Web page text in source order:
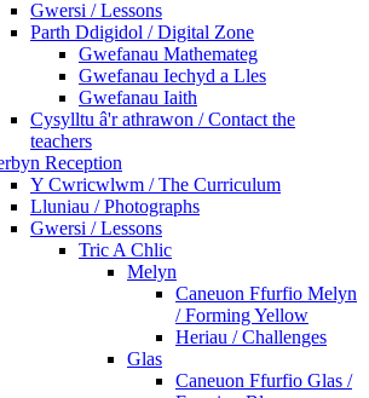
Gwersi / Lessons
Parth Ddigidol / Digital Zone
Gwefanau Mathemateg
Gwefanau Iechyd a Lles
Gwefanau Iaith
Cysylltu â'r athrawon / Contact the
teachers
Reception
Y Cwricwlwm / The Curriculum
Lluniau / Photographs
Gwersi / Lessons
Tric A Chlic
Melyn
Caneuon Ffurfio Melyn
/ Forming Yellow
Heriau / Challenges
Glas
Caneuon Ffurfio Glas /